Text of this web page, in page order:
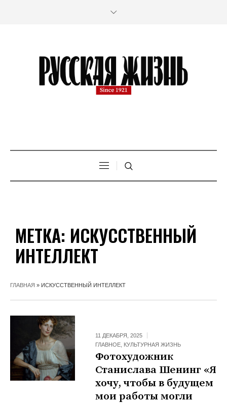
МЕТКА: ИСКУССТВЕННЫЙ
ИНТЕЛЛЕКТ
ГЛАВНАЯ » ИСКУССТВЕННЫЙ ИНТЕЛЛЕКТ
11 ДЕКАБРЯ, 2025
ГЛАВНОЕ КУЛЬТУРНАЯ ЖИЗНЬ
Фотохудожник
Станислава Шенинг «Я
хочу, чтобы в будущем
мои работы могли